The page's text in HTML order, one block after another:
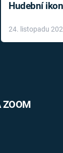
Hudební
léky
24. listopadu
ZOOM